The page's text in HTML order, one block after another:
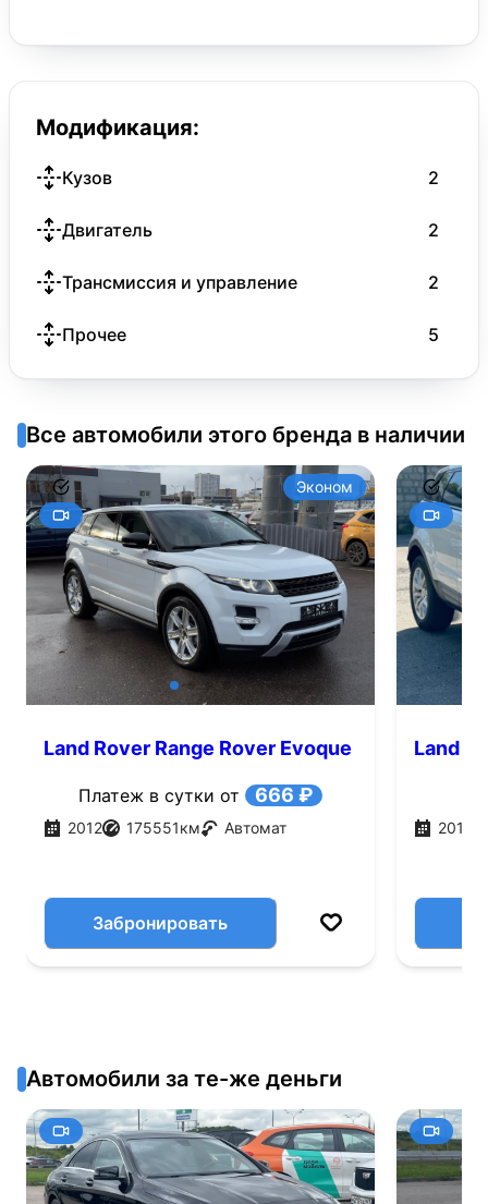
Модификация:
Кузов 2
Двигатель 2
Трансмиссия и управление 2
Прочее 5
Все автомобили этого бренда в наличии
Эконом
Land Rover Range Rover Evoque
Платеж в сутки от 666 ₽
2012 175551км Автомат
Забронировать
Land
2018
Автомобили за те-же деньги